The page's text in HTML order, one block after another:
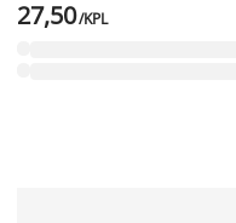
27,50/KPL